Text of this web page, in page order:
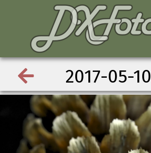
2017-05-10